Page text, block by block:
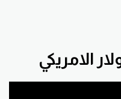
الامريكي